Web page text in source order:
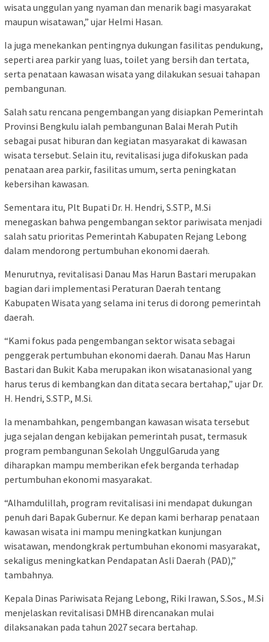
wisata unggulan yang nyaman dan menarik bagi masyarakat
maupun wisatawan,” ujar Helmi Hasan.
Ia juga menekankan pentingnya dukungan fasilitas pendukung,
seperti area parkir yang luas, toilet yang bersih dan tertata,
serta penataan kawasan wisata yang dilakukan sesuai tahapan
pembangunan.
Salah satu rencana pengembangan yang disiapkan Pemerintah
Provinsi Bengkulu ialah pembangunan Balai Merah Putih
sebagai pusat hiburan dan kegiatan masyarakat di kawasan
wisata tersebut. Selain itu, revitalisasi juga difokuskan pada
penataan area parkir, fasilitas umum, serta peningkatan
kebersihan kawasan.
Sementara itu, Plt Bupati Dr. H. Hendri, S.STP., M.Si
menegaskan bahwa pengembangan sektor pariwisata menjadi
salah satu prioritas Pemerintah Kabupaten Rejang Lebong
dalam mendorong pertumbuhan ekonomi daerah.
Menurutnya, revitalisasi Danau Mas Harun Bastari merupakan
bagian dari implementasi Peraturan Daerah tentang
Kabupaten Wisata yang selama ini terus di dorong pemerintah
daerah.
“Kami fokus pada pengembangan sektor wisata sebagai
penggerak pertumbuhan ekonomi daerah. Danau Mas Harun
Bastari dan Bukit Kaba merupakan ikon wisatanasional yang
harus terus di kembangkan dan ditata secara bertahap,” ujar Dr.
H. Hendri, S.STP., M.Si.
Ia menambahkan, pengembangan kawasan wisata tersebut
juga sejalan dengan kebijakan pemerintah pusat, termasuk
program pembangunan Sekolah UnggulGaruda yang
diharapkan mampu memberikan efek berganda terhadap
pertumbuhan ekonomi masyarakat.
“Alhamdulillah, program revitalisasi ini mendapat dukungan
penuh dari Bapak Gubernur. Ke depan kami berharap penataan
kawasan wisata ini mampu meningkatkan kunjungan
wisatawan, mendongkrak pertumbuhan ekonomi masyarakat,
sekaligus meningkatkan Pendapatan Asli Daerah (PAD),”
tambahnya.
Kepala Dinas Pariwisata Rejang Lebong, Riki Irawan, S.Sos., M.Si
menjelaskan revitalisasi DMHB direncanakan mulai
dilaksanakan pada tahun 2027 secara bertahap.